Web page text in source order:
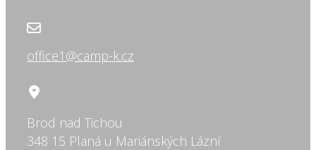
office1@camp-k.cz
Brod nad Tichou
348 15 Planá u Mariánských Lázní